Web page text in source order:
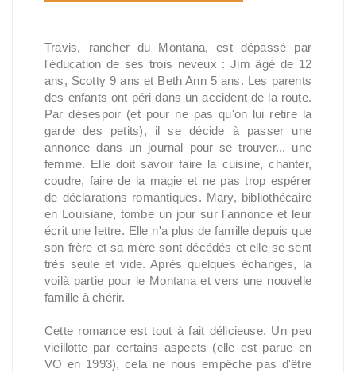
Travis, rancher du Montana, est dépassé par
l'éducation de ses trois neveux : Jim âgé de 12
ans, Scotty 9 ans et Beth Ann 5 ans. Les parents
des enfants ont péri dans un accident de la route.
Par désespoir (et pour ne pas qu'on lui retire la
garde des petits), il se décide à passer une
annonce dans un journal pour se trouver... une
femme. Elle doit savoir faire la cuisine, chanter,
coudre, faire de la magie et ne pas trop espérer
de déclarations romantiques. Mary, bibliothécaire
en Louisiane, tombe un jour sur l'annonce et leur
écrit une lettre. Elle n'a plus de famille depuis que
son frère et sa mère sont décédés et elle se sent
très seule et vide. Après quelques échanges, la
voilà partie pour le Montana et vers une nouvelle
famille à chérir.
Cette romance est tout à fait délicieuse. Un peu
vieillotte par certains aspects (elle est parue en
VO en 1993), cela ne nous empêche pas d'être